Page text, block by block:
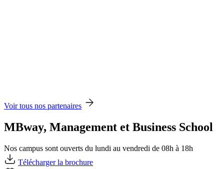
Voir tous nos partenaires
MBway, Management et Business School
Nos campus sont ouverts du lundi au vendredi de 08h à 18h
Télécharger la brochure